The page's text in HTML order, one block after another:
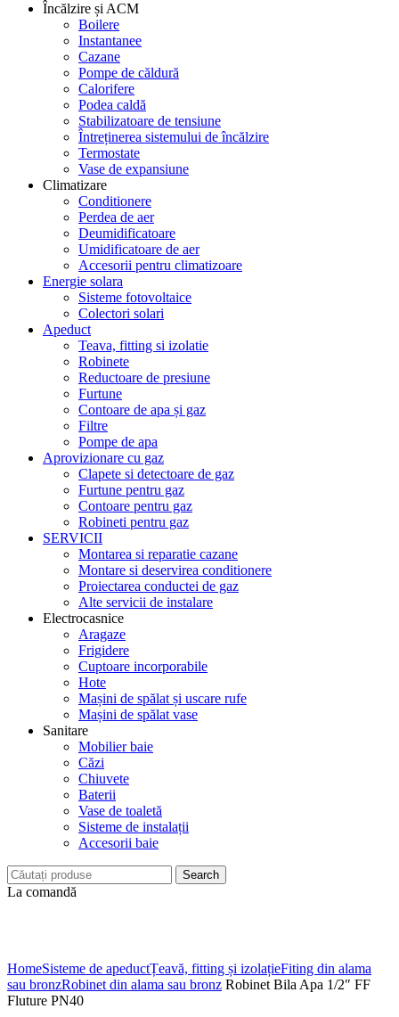
Încălzire și ACM
Boilere
Instantanee
Cazane
Pompe de căldură
Calorifere
Podea caldă
Stabilizatoare de tensiune
Întreținerea sistemului de încălzire
Termostate
Vase de expansiune
Climatizare
Conditionere
Perdea de aer
Deumidificatoare
Umidificatoare de aer
Accesorii pentru climatizoare
Energie solara
Sisteme fotovoltaice
Colectori solari
Apeduct
Teava, fitting si izolatie
Robinete
Reductoare de presiune
Furtune
Contoare de apa și gaz
Filtre
Pompe de apa
Aprovizionare cu gaz
Clapete si detectoare de gaz
Furtune pentru gaz
Contoare pentru gaz
Robineti pentru gaz
SERVICII
Montarea si reparatie cazane
Montare si deservirea conditionere
Proiectarea conductei de gaz
Alte servicii de instalare
Electrocasnice
Aragaze
Frigidere
Cuptoare incorporabile
Hote
Mașini de spălat și uscare rufe
Mașini de spălat vase
Sanitare
Mobilier baie
Căzi
Chiuvete
Baterii
Vase de toaletă
Sisteme de instalații
Accesorii baie
Search
La comandă
HomeSisteme de apeductȚeavă, fitting și izolațieFiting din alama
sau bronzRobinet din alama sau bronz Robinet Bila Apa 1/2″ FF
Fluture PN40